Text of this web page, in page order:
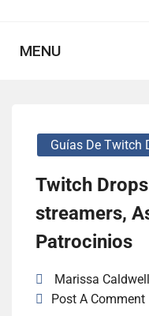
MENU
Guías De Twitch
Twitch
streamers,
Patrocinios
Marissa Caldwell
Post A Comment